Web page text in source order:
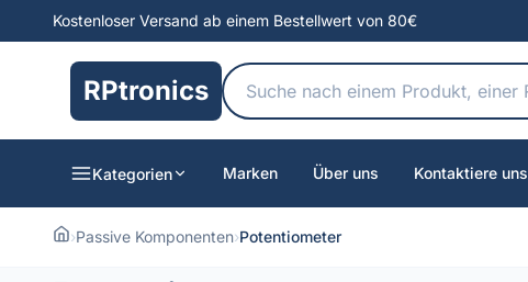
Kostenloser Versand ab einem Bestellwert von 80€
RPtronics
Kategorien Marken Über uns Kontaktiere uns
›Passive Komponenten›Potentiometer